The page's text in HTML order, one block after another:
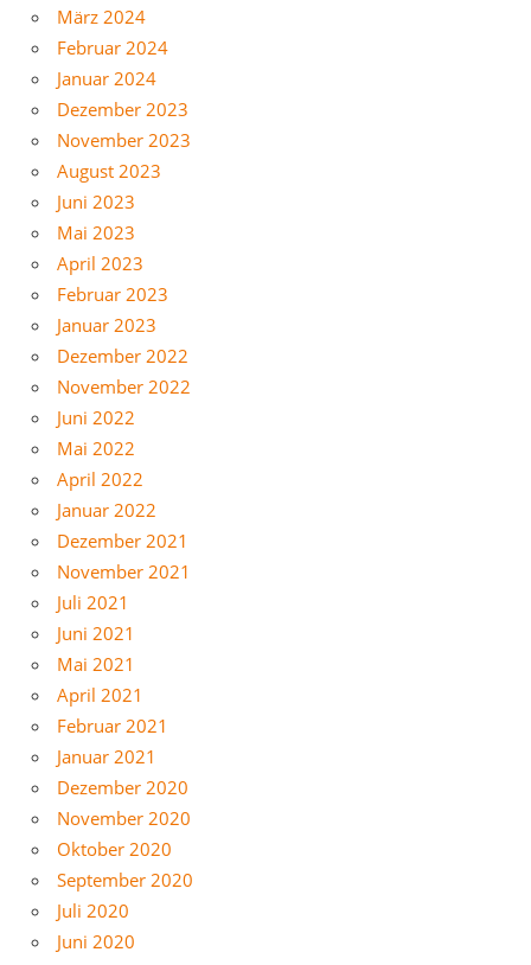
März 2024
Februar 2024
Januar 2024
Dezember 2023
November 2023
August 2023
Juni 2023
Mai 2023
April 2023
Februar 2023
Januar 2023
Dezember 2022
November 2022
Juni 2022
Mai 2022
April 2022
Januar 2022
Dezember 2021
November 2021
Juli 2021
Juni 2021
Mai 2021
April 2021
Februar 2021
Januar 2021
Dezember 2020
November 2020
Oktober 2020
September 2020
Juli 2020
Juni 2020